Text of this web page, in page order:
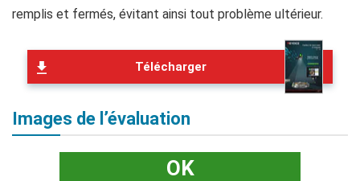
remplis et fermés, évitant ainsi tout problème ultérieur.
Télécharger
Images de l’évaluation
OK